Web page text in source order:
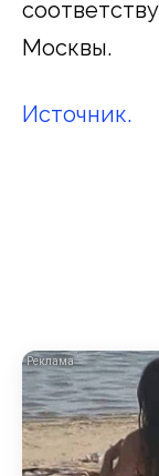
Москвы.
Источник.